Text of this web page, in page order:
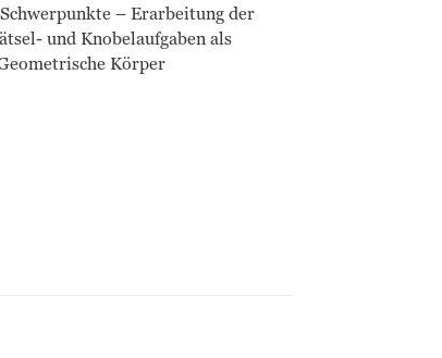
– Erarbeitung der
und Knobelaufgaben als
Körper